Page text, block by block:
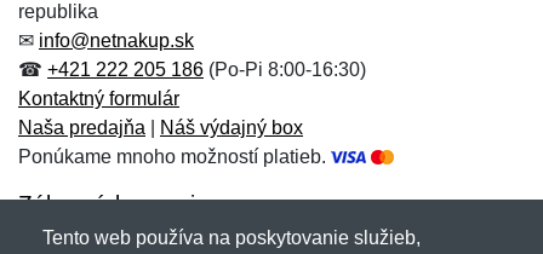
Meno:*
E-mail:
E-mail:*
Správa*
republika
✉ info@netnakup.sk
☎ +421 222 205 186 (Po-Pi 8:00-16:30)
Kontaktný formulár
Naša predajňa
Náš výdajný box
Ponúkame mnoho možností platieb.
Zákaznícky servis
Novinky emailom
Tento web používa na poskytovanie služieb,